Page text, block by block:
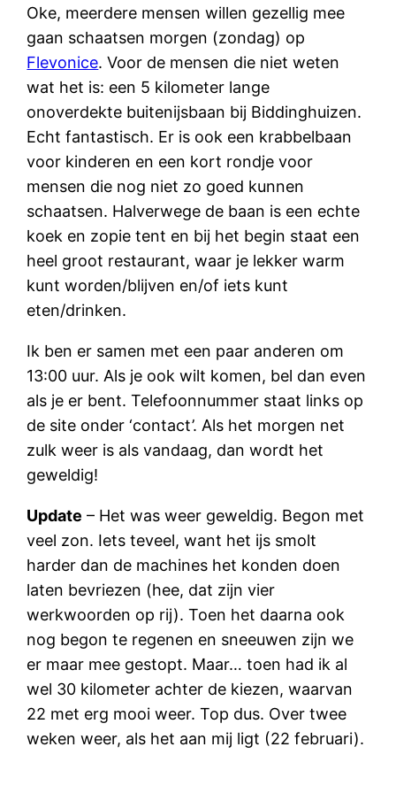
Oke, meerdere mensen willen gezellig mee
gaan schaatsen morgen (zondag) op
Flevonice. Voor de mensen die niet weten
wat het is: een 5 kilometer lange
onoverdekte buitenijsbaan bij Biddinghuizen.
Echt fantastisch. Er is ook een krabbelbaan
voor kinderen en een kort rondje voor
mensen die nog niet zo goed kunnen
schaatsen. Halverwege de baan is een echte
koek en zopie tent en bij het begin staat een
heel groot restaurant, waar je lekker warm
kunt worden/blijven en/of iets kunt
eten/drinken.
Ik ben er samen met een paar anderen om
13:00 uur. Als je ook wilt komen, bel dan even
als je er bent. Telefoonnummer staat links op
de site onder ‘contact’. Als het morgen net
zulk weer is als vandaag, dan wordt het
geweldig!
Update – Het was weer geweldig. Begon met
veel zon. Iets teveel, want het ijs smolt
harder dan de machines het konden doen
laten bevriezen (hee, dat zijn vier
werkwoorden op rij). Toen het daarna ook
nog begon te regenen en sneeuwen zijn we
er maar mee gestopt. Maar… toen had ik al
wel 30 kilometer achter de kiezen, waarvan
22 met erg mooi weer. Top dus. Over twee
weken weer, als het aan mij ligt (22 februari).